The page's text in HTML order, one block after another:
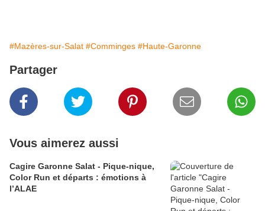
#Mazères-sur-Salat #Comminges #Haute-Garonne
Partager
Vous aimerez aussi
Cagire Garonne Salat - Pique-nique,
Color Run et départs : émotions à
l’ALAE